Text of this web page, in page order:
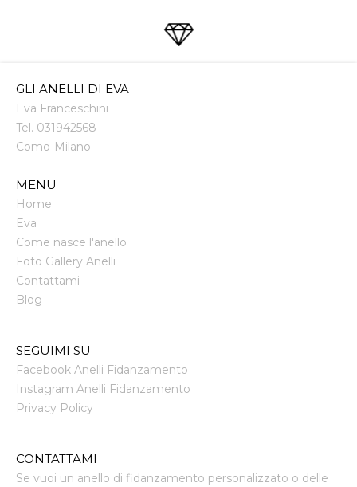
GLI ANELLI DI EVA
Eva Franceschini
Tel. 031942568
Como-Milano
MENU
Home
Eva
Come nasce l'anello
Foto Gallery Anelli
Contattami
Blog
SEGUIMI SU
Facebook Anelli Fidanzamento
Instagram Anelli Fidanzamento
Privacy Policy
CONTATTAMI
Se vuoi un anello di fidanzamento personalizzato o delle